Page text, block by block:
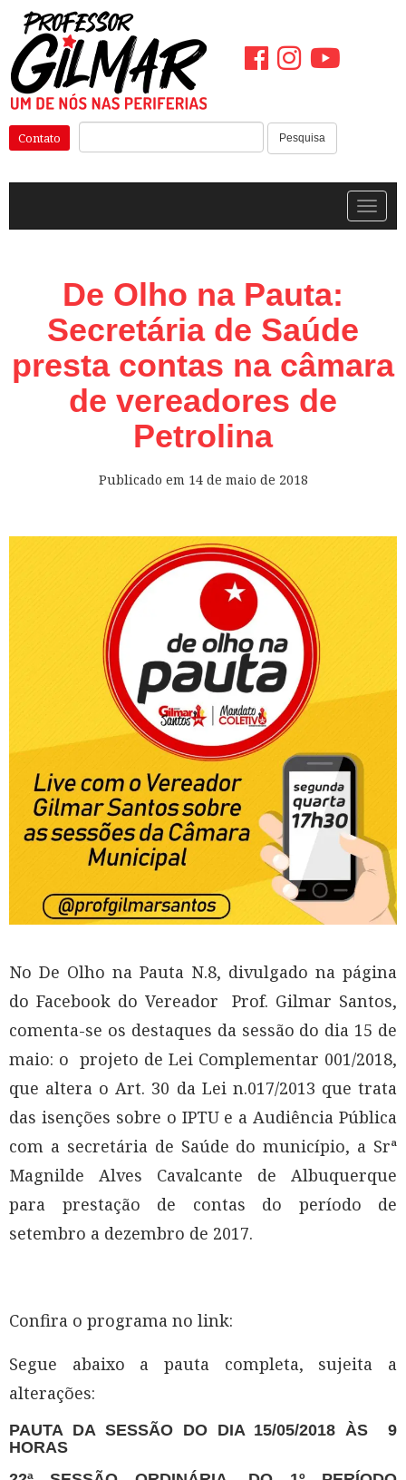
Pular
para
o
conteúdo
Pesquisa
Contato
De Olho na Pauta:
Secretária de Saúde
presta contas na câmara
de vereadores de
Petrolina
Publicado em 14 de maio de 2018
No De Olho na Pauta N.8, divulgado na página
do Facebook do Vereador Prof. Gilmar Santos,
comenta-se os destaques da sessão do dia 15 de
maio: o projeto de Lei Complementar 001/2018,
que altera o Art. 30 da Lei n.017/2013 que trata
das isenções sobre o IPTU e a Audiência Pública
com a secretária de Saúde do município, a Srª
Magnilde Alves Cavalcante de Albuquerque
para prestação de contas do período de
setembro a dezembro de 2017.
Confira o programa no link:
Segue abaixo a pauta completa, sujeita a
alterações:
PAUTA DA SESSÃO DO DIA 15/05/2018 ÀS 9
HORAS